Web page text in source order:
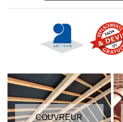
COUVREUR